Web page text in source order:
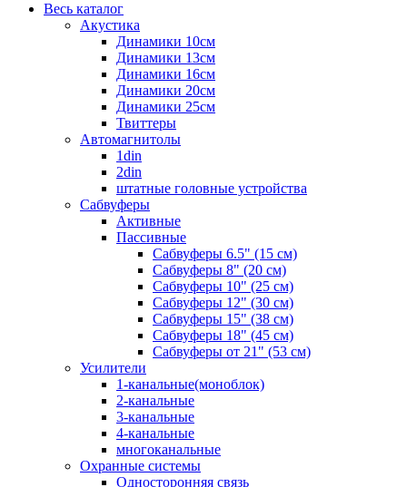
Весь каталог
Акустика
Динамики 10см
Динамики 13см
Динамики 16см
Динамики 20см
Динамики 25см
Твиттеры
Автомагнитолы
1din
2din
штатные головные устройства
Сабвуферы
Активные
Пассивные
Сабвуферы 6.5" (15 см)
Сабвуферы 8" (20 см)
Сабвуферы 10" (25 см)
Сабвуферы 12" (30 см)
Сабвуферы 15" (38 см)
Сабвуферы 18" (45 см)
Сабвуферы от 21" (53 см)
Усилители
1-канальные(моноблок)
2-канальные
3-канальные
4-канальные
многоканальные
Охранные системы
Односторонняя связь